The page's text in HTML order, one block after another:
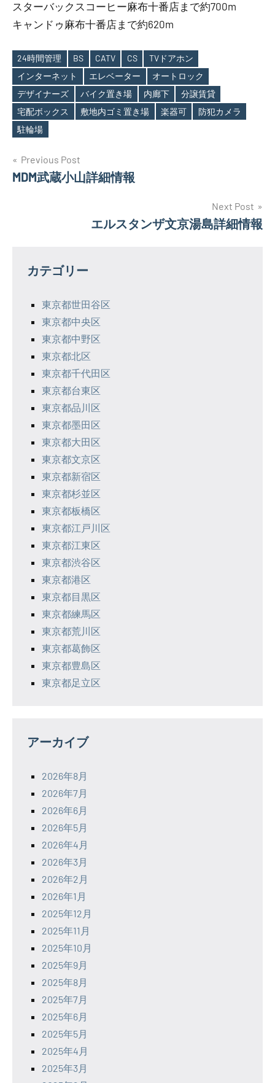
スターバックスコーヒー麻布十番店まで約700m
キャンドゥ麻布十番店まで約620m
Tags
24時間管理 BS CATV CS
TVドアホン
インターネット
エレベーター
オートロック
デザイナーズ
バイク置き場 内廊下
分譲賃貸
宅配ボックス
敷地内ゴミ置き場 楽器可
防犯カメラ
駐輪場
投
稿
ー
Previous Post
MDM武蔵小山詳細情報
Next Post
エルスタンザ文京湯島詳細情報
カテゴリー
東京都世田谷区
東京都中央区
東京都中野区
東京都北区
東京都千代田区
東京都台東区
東京都品川区
東京都墨田区
東京都大田区
東京都文京区
東京都新宿区
東京都杉並区
東京都板橋区
東京都江戸川区
東京都江東区
東京都渋谷区
東京都港区
東京都目黒区
東京都練馬区
東京都荒川区
東京都葛飾区
東京都豊島区
東京都足立区
アーカイブ
2026年8月
2026年7月
2026年6月
2026年5月
2026年4月
2026年3月
2026年2月
2026年1月
2025年12月
2025年11月
2025年10月
2025年9月
2025年8月
2025年7月
2025年6月
2025年5月
2025年4月
2025年3月